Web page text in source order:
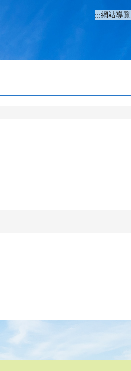
:::網站導覽